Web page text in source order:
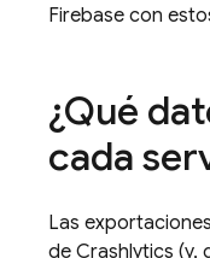
Firebase con
¿Qué
cada
Las
de Crashlytics (y,